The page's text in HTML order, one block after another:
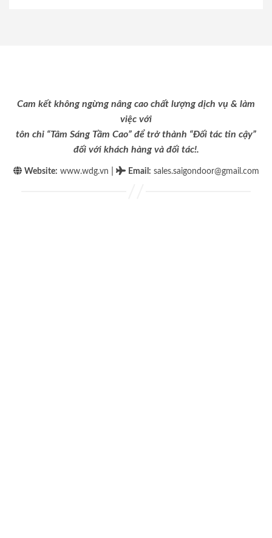
Cam kết không ngừng nâng cao chất lượng dịch vụ & làm
việc với
tôn chỉ “Tâm Sáng Tầm Cao” để trở thành “Đối tác tin cậy”
đối với khách hàng và đối tác!.
Website: www.wdg.vn Email : sales.saigondoor@gmail.com